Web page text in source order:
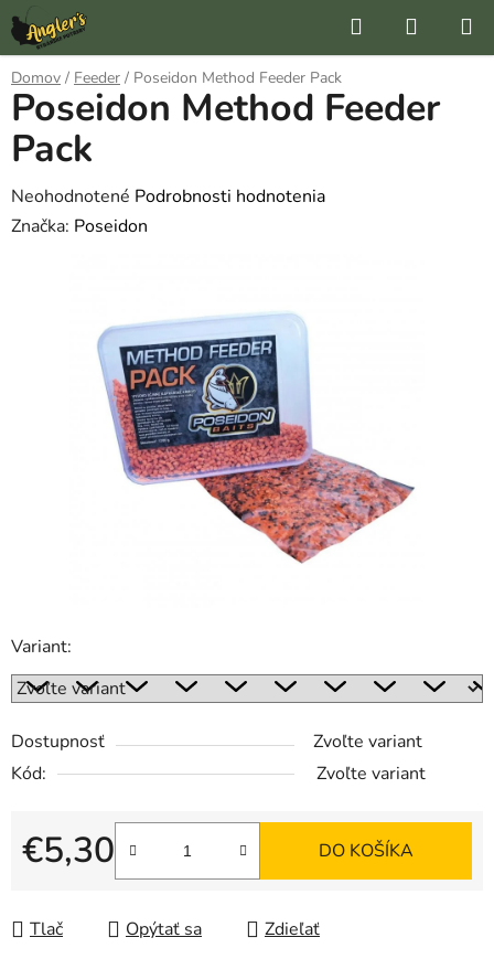
Prejsť
na
obsah
Hľadať
KOŠÍK
Domov / Feeder / Poseidon Method Feeder Pack
Variant:
Dostupnosť
Zvoľte variant
Kód:
Zvoľte variant
€5,30
Jednotková cena:
DO KOŠÍKA
Tlač Opýtať sa Zdieľať
Poseidon Method Feeder
Pack
Priemerné
hodnotenie
Neohodnotené Podrobnosti hodnotenia
Značka: Poseidon